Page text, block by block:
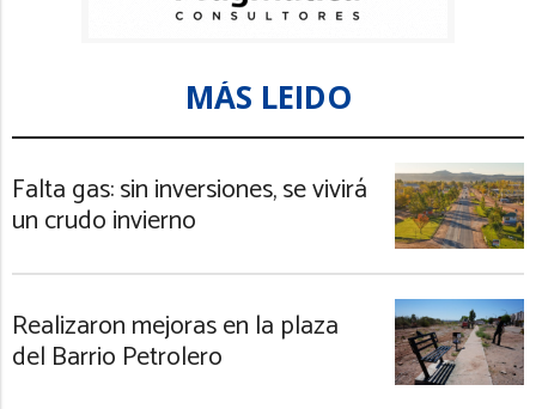
MÁS LEIDO
Falta gas: sin inversiones, se vivirá
un crudo invierno
Realizaron mejoras en la plaza
del Barrio Petrolero